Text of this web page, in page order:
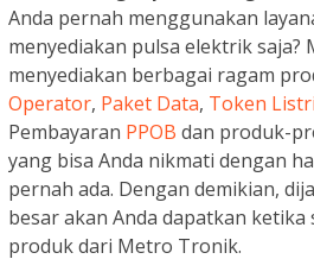
Anda pernah menggunakan
menyediakan pulsa elektrik
menyediakan berbagai ragam
Operator, Paket Data, Token
Pembayaran PPOB dan produk-
yang bisa Anda nikmati dengan
pernah ada. Dengan demikian,
besar akan Anda dapatkan
produk dari Metro Tronik.